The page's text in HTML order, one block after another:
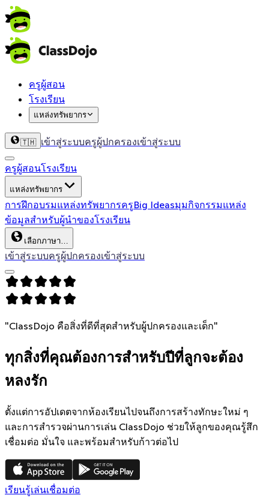
ครูผู้สอน
โรงเรียน
แหล่งทรัพยากร
🇹🇭 เข้าสู่ระบบครูผู้ปกครองเข้าสู่ระบบ
ครูผู้สอนโรงเรียน
แหล่งทรัพยากร
การฝึกอบรมแหล่งทรัพยากรครูBig Ideasมุมกิจกรรมแหล่ง
ข้อมูลสำหรับผู้นำของโรงเรียน
เลือกภาษา…
เข้าสู่ระบบครูผู้ปกครองเข้าสู่ระบบ
"ClassDojo คือสิ่งที่ดีที่สุดสำหรับผู้ปกครองและเด็ก"
ทุกสิ่งที่คุณต้องการสำหรับปีที่ลูกจะต้อง
หลงรัก
ตั้งแต่การอัปเดตจากห้องเรียนไปจนถึงการสร้างทักษะใหม่ ๆ
และการสำรวจผ่านการเล่น ClassDojo ช่วยให้ลูกของคุณรู้สึก
เชื่อมต่อ มั่นใจ และพร้อมสำหรับก้าวต่อไป
เรียนรู้เล่นเชื่อมต่อ